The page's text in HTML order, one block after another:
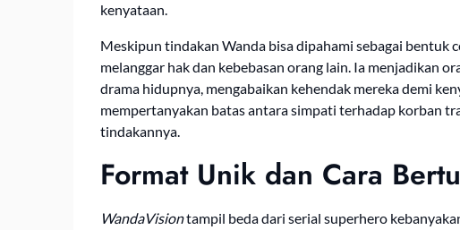
kenyataan.
Meskipun tindakan Wanda bisa dipahami sebagai bentuk
melanggar hak dan kebebasan orang lain. Ia menjadikan
drama hidupnya, mengabaikan kehendak mereka demi
mempertanyakan batas antara simpati terhadap korban
tindakannya.
Format Unik dan Cara
WandaVisiontampil beda dari serial superhero